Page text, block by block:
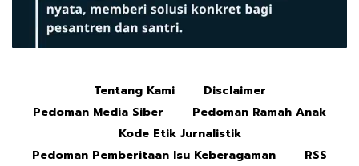
Tentang Kami
Disclaimer
Pedoman Media Siber
Pedoman Ramah Anak
Kode Etik Jurnalistik
Pedoman Pemberitaan Isu Keberagaman
RSS